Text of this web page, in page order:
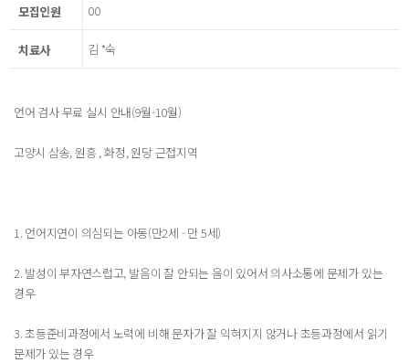
모집인원 00
치료사 김 *숙
언어 검사 무료 실시 안내(9월-10월)
고양시 삼송, 원흥 , 화정, 원당 근접지역
1. 언어지연이 의심되는 아동(만2세 - 만 5세)
2. 발성이 부자연스럽고, 발음이 잘 안되는 음이 있어서 의사소통에 문제가 있는
경우
3. 초등준비과정에서 노력에 비해 문자가 잘 익혀지지 않거나 초등과정에서 읽기
문제가 있는 경우